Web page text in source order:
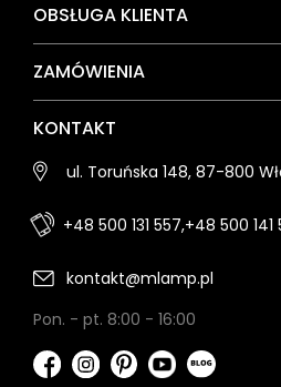
OBSŁUGA KLIENTA
ZAMÓWIENIA
KONTAKT
ul. Toruńska 148, 87-800
+48 500 131 557,+48 500 141
kontakt@mlamp.pl
Pon. - pt. 8:00 - 16:00